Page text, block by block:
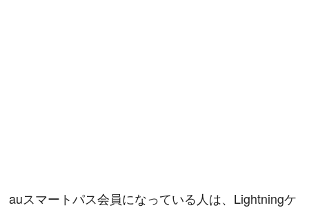
auスマートパス会員になっている人は、Lightningケ